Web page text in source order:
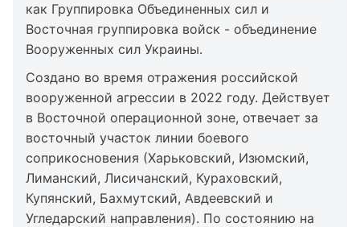
как Группировка Объединенных сил и
Восточная группировка войск - объединение
Вооруженных сил Украины.
Создано во время отражения российской
вооруженной агрессии в 2022 году. Действует
в Восточной операционной зоне, отвечает за
восточный участок линии боевого
соприкосновения (Харьковский, Изюмский,
Лиманский, Лисичанский, Кураховский,
Купянский, Бахмутский, Авдеевский и
Угледарский направления). По состоянию на